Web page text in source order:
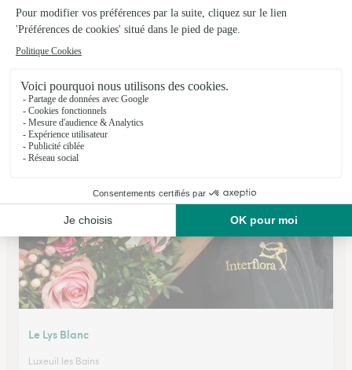
La Vie Fleurie
Bart
★★★★★4.7 (84)
6 rue du général De Gaulle
Le Lys Blanc
Luxeuil les Bains